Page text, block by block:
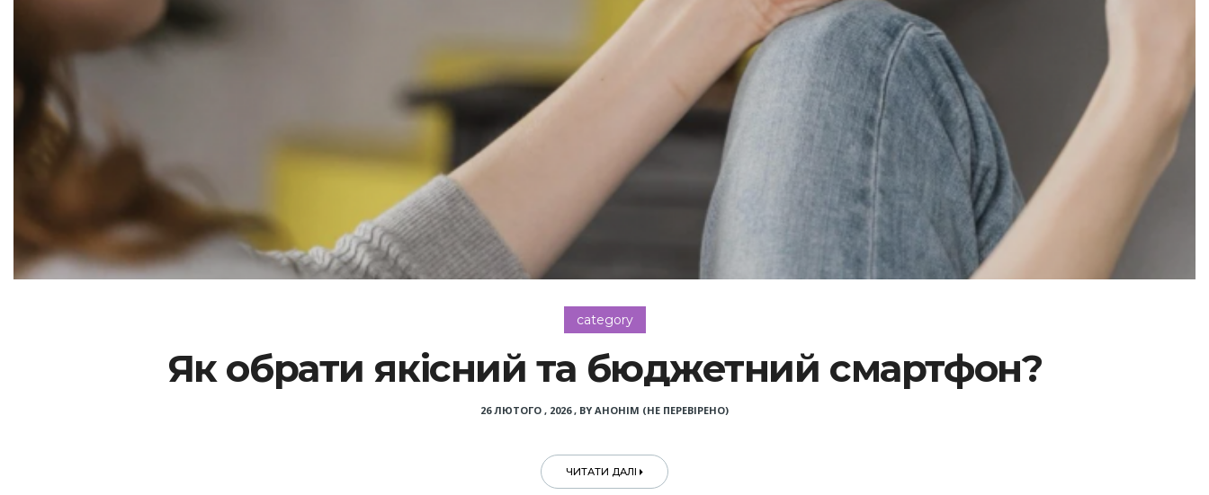
category
Як обрати якісний та бюджетний смартфон?
26 ЛЮТОГО , 2026, BY АНОНІМ (НЕ ПЕРЕВІРЕНО)
ЧИТАТИ ДАЛІ